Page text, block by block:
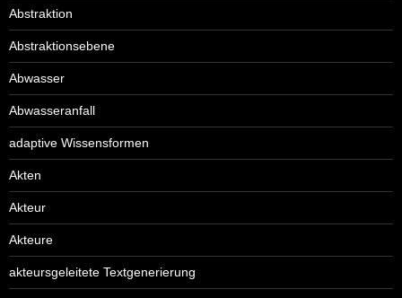
Abstraktion
Abstraktionsebene
Abwasser
Abwasseranfall
adaptive Wissensformen
Akten
Akteur
Akteure
akteursgeleitete Textgenerierung